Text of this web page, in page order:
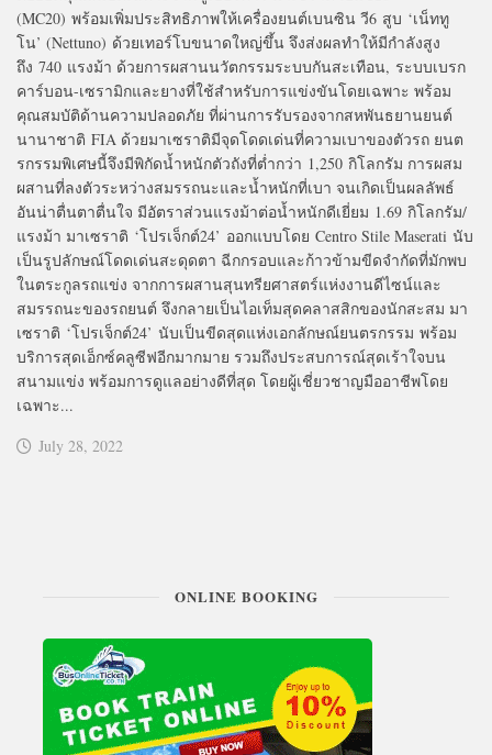
(MC20) พร้อมเพิ่มประสิทธิภาพให้เครื่องยนต์เบนซิน วี6 สูบ ‘เน็ททู
โน’ (Nettuno) ด้วยเทอร์โบขนาดใหญ่ขึ้น จึงส่งผลทำให้มีกำลังสูง
ถึง 740 แรงม้า ด้วยการผสานนวัตกรรมระบบกันสะเทือน, ระบบเบรก
คาร์บอน-เซรามิกและยางที่ใช้สำหรับการแข่งขันโดยเฉพาะ พร้อม
คุณสมบัติด้านความปลอดภัย ที่ผ่านการรับรองจากสหพันธยานยนต์
นานาชาติ FIA ด้วยมาเซราติมีจุดโดดเด่นที่ความเบาของตัวรถ ยนต
รกรรมพิเศษนี้จึงมีพิกัดน้ำหนักตัวถังที่ต่ำกว่า 1,250 กิโลกรัม การผสม
ผสานที่ลงตัวระหว่างสมรรถนะและน้ำหนักที่เบา จนเกิดเป็นผลลัพธ์
อันน่าตื่นตาตื่นใจ มีอัตราส่วนแรงม้าต่อน้ำหนักดีเยี่ยม 1.69 กิโลกรัม/
แรงม้า มาเซราติ ‘โปรเจ็กต์24’ ออกแบบโดย Centro Stile Maserati นับ
เป็นรูปลักษณ์โดดเด่นสะดุดตา ฉีกกรอบและก้าวข้ามขีดจำกัดที่มักพบ
ในตระกูลรถแข่ง จากการผสานสุนทรียศาสตร์แห่งงานดีไซน์และ
สมรรถนะของรถยนต์ จึงกลายเป็นไอเท็มสุดคลาสสิกของนักสะสม มา
เซราติ ‘โปรเจ็กต์24’ นับเป็นขีดสุดแห่งเอกลักษณ์ยนตรกรรม พร้อม
บริการสุดเอ็กซ์คลูซีฟอีกมากมาย รวมถึงประสบการณ์สุดเร้าใจบน
สนามแข่ง พร้อมการดูแลอย่างดีที่สุด โดยผู้เชี่ยวชาญมืออาชีพโดย
เฉพาะ...
July 28, 2022
ONLINE BOOKING